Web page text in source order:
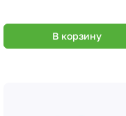
В корзину